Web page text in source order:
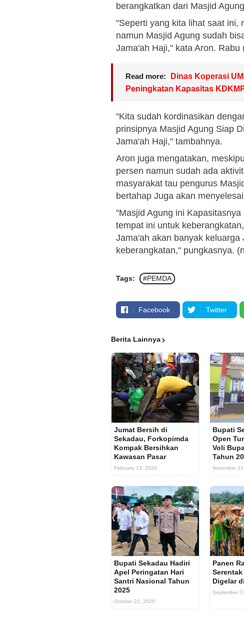
berangkatkan dari Masjid
"Seperti yang kita lihat saat ini,
namun Masjid Agung sudah
Jama'ah Haji," kata Aron. Rabu
Read more:
Dinas Koperasi
Peningkatan Kapasitas
"Kita sudah kordinasikan
prinsipnya Masjid Agung Siap
Jama'ah Haji," tambahnya.
Aron juga mengatakan,
persen namun sudah ada
masyarakat tau pengurus
bertahap Juga akan
"Masjid Agung ini
tempat ini untuk
Jama'ah akan banyak
keberangkatan," pungkasnya.
Tags: #PEMDA
Facebook Twitter
Berita Lainnya
Jumat Bersih di
Sekadau, Forkopimda
Kompak Bersihkan
Kawasan Pasar
February 13, 2026
Bupati
Open
Voli
Tahun
November
Bupati Sekadau Hadiri
Apel Peringatan Hari
Santri Nasional Tahun
2025
October 22, 2025
Panen
Digelar
September